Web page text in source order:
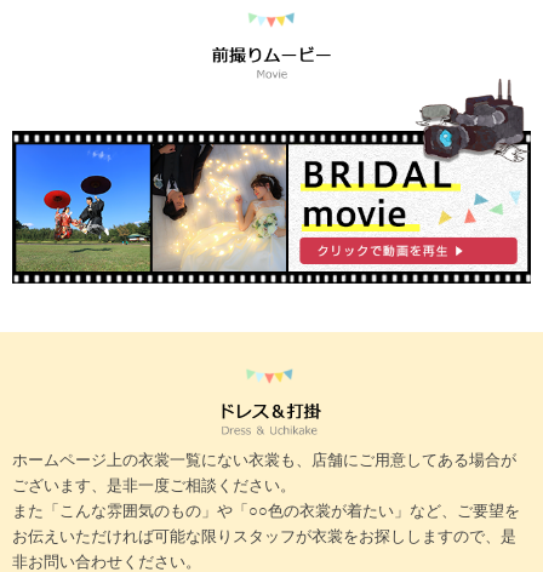
ホームページ上の衣裳一覧にない衣裳も、店舗にご用意してある場合が
ございます、是非一度ご相談ください。
また「こんな雰囲気のもの」や「○○色の衣裳が着たい」など、ご要望を
お伝えいただければ可能な限りスタッフが衣裳をお探ししますので、是
非お問い合わせください。